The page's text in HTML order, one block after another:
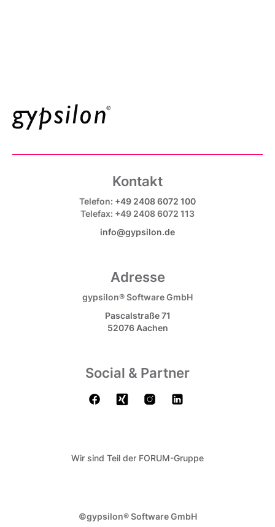
Kontakt
Telefon: +49 2408 6072 100
Telefax: +49 2408 6072 113
info@gypsilon.de
Adresse
gypsilon® Software GmbH
Pascalstraße 71
52076 Aachen
Social & Partner
Wir sind Teil der FORUM-Gruppe
©gypsilon® Software GmbH